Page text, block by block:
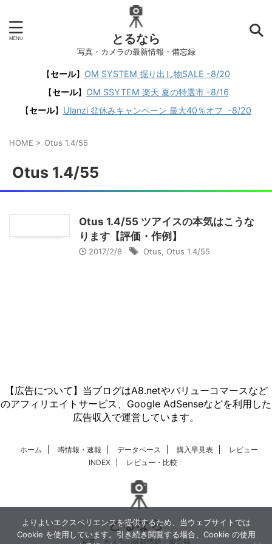
とるなら
写真・カメラの最新情報・備忘録
【セール】 OM SYSTEM 掘り出し物SALE -8/20
【セール】 OM SSYTEM 楽天 夏の特選市 -8/16
【セール】 Ulanzi 盆休みキャンペーン 最大40％オフ -8/20
HOME > Otus 1.4/55
Otus 1.4/55
Otus 1.4/55 ツアイスの本気はこうな
ります【評価・作例】
2017/2/8 Otus Otus 1.4/55
【広告について】当ブログはA8.netやバリューコマースなど
のアフィリエイトサービス、Google AdSenseなどを利用した
広告収入で運営しています。
ホーム 噂情報・速報 データベース 購入早見表
レビュー
INDEX
レビュー・比較
とるなら
写真・カメラの最新情報・備忘録
よりよいエクスペリエンスを提供するため、当ウェブサイトでは
Cookie を使用しています。引き続き閲覧する場合、Cookie の使用